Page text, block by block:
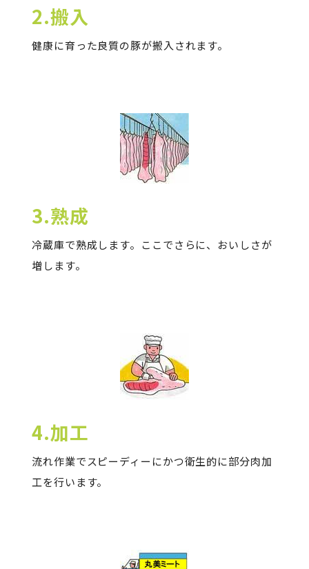
2.搬入
健康に育った良質の豚が搬入されます。
3.熟成
冷蔵庫で熟成します。ここでさらに、おいしさが
増します。
4.加工
流れ作業でスピーディーにかつ衛生的に部分肉加
工を行います。